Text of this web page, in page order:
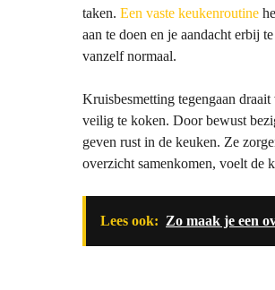
taken. Een vaste keukenroutine
aan te doen en je aandacht erbij
vanzelf normaal.
Kruisbesmetting tegengaan
veilig te koken. Door bewust
geven rust in de keuken. Ze
overzicht samenkomen, voelt de
Lees ook: Zo maak je een